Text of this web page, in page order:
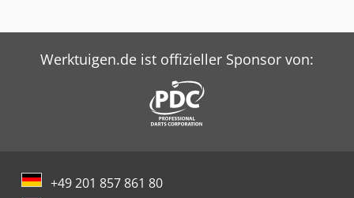
Werktuigen.de ist offizieller Sponsor von:
+49 201 857 861 80